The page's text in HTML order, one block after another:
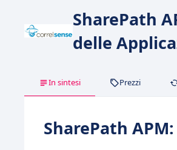
SharePath
delle
In sintesi Prezzi
SharePath